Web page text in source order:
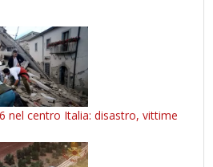
nel centro Italia: disastro, vittime